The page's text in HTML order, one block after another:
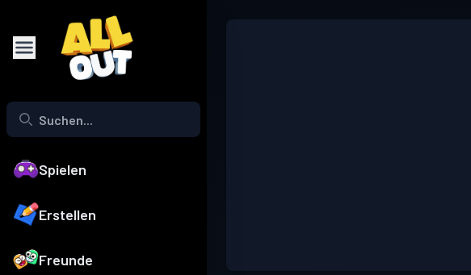
Spielen
Erstellen
Freunde